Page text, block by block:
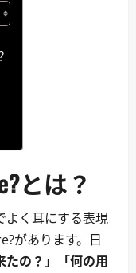
とは？
よく耳にする表現
があります。日
たの？」「何の用